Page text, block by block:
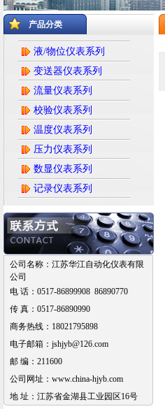
产品分类
液/物位仪表系列
变送器仪表系列
流量仪表系列
校验仪表系列
温度仪表系列
压力仪表系列
数显仪表系列
记录仪表系列
公司名称：江苏华江自动化仪表有限
公司
电 话：0517-86899908 86890770
传 真：0517-86890990
商务热线：18021795898
电子邮箱：jshjyb@126.com
邮 编：211600
公司网址：www.china-hjyb.com
地 址：江苏省金湖县工业园区16号